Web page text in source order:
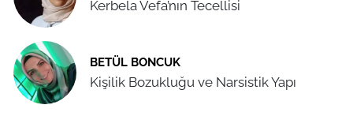
Kerbela Vefa’nın Tecellisi
BETÜL BONCUK
Kişilik Bozukluğu ve Narsistik Yapı